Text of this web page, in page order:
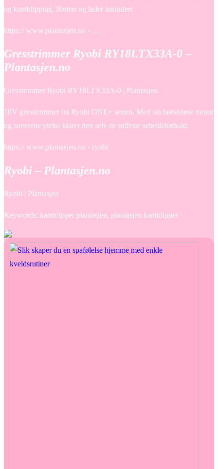
og kantklipping. Batteri og lader inkludert
https:// www.plantasjen.no › …
Gresstrimmer Ryobi RY18LTX33A-0 –
Plantasjen.no
Gresstrimmer Ryobi RY18LTX33A-0 | Plantasjen
18V gresstrimmer fra Ryobi ONE+ serien. Med sin børsteløse motor
og suverene ytelse klarer den selv de tøffeste arbeidsforhold.
https:// www.plantasjen.no › ryobi
Ryobi – Plantasjen.no
Ryobi | Plantasjen
Keywords: kantklipper plantasjen, plantasjen kantklipper